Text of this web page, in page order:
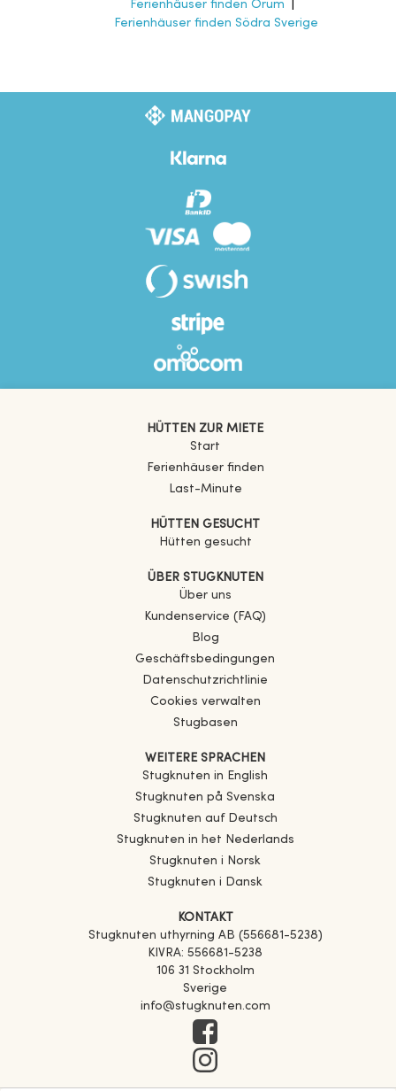
Ferienhäuser finden Örum
Ferienhäuser finden Södra Sverige
HÜTTEN ZUR MIETE
Start
Ferienhäuser finden
Last-Minute
HÜTTEN GESUCHT
Hütten gesucht
ÜBER STUGKNUTEN
Über uns
Kundenservice (FAQ)
Blog
Geschäftsbedingungen
Datenschutzrichtlinie
Cookies verwalten
Stugbasen
WEITERE SPRACHEN
Stugknuten in English
Stugknuten på Svenska
Stugknuten auf Deutsch
Stugknuten in het Nederlands
Stugknuten i Norsk
Stugknuten i Dansk
KONTAKT
Stugknuten uthyrning AB (556681-5238)
KIVRA: 556681-5238
106 31 Stockholm
Sverige
info@stugknuten.com